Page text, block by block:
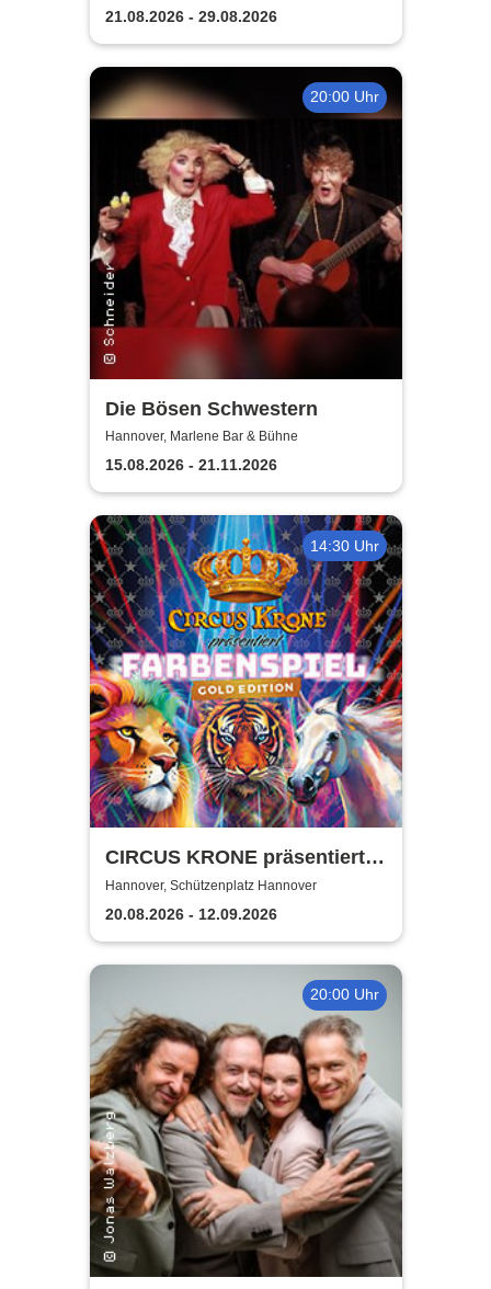
21.08.2026 - 29.08.2026
20:00 Uhr
Die Bösen Schwestern
Hannover, Marlene Bar & Bühne
15.08.2026 - 21.11.2026
14:30 Uhr
CIRCUS KRONE präsentiert
FARBENSPIEL - Gold Edition
| Hannover
Hannover, Schützenplatz Hannover
20.08.2026 - 12.09.2026
20:00 Uhr